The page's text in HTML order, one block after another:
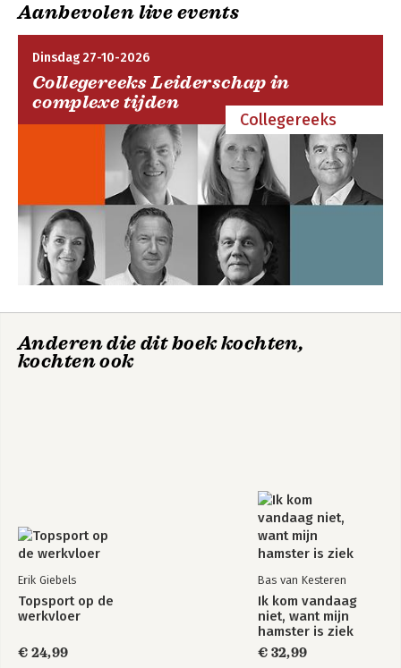
Advantage
The Talent
Advantage
Bekijk alle boeken
Aanbevolen live events
Dinsdag 27-10-2026
Collegereeks Leiderschap in
complexe tijden
Collegereeks
Anderen die dit boek kochten,
kochten ook
Erik Giebels
Topsport op de
werkvloer
€ 24,99
Bas van Kesteren
Ik kom vandaag
niet, want mijn
hamster is ziek
€ 32,99